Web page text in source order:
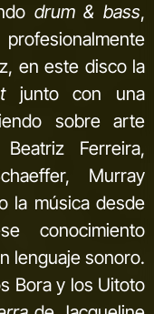
drum & bass,
en este disco la
junto con una
sobre arte
Ferreira,
Murray
la música desde
conocimiento
lenguaje sonoro.
Bora y los Uitoto